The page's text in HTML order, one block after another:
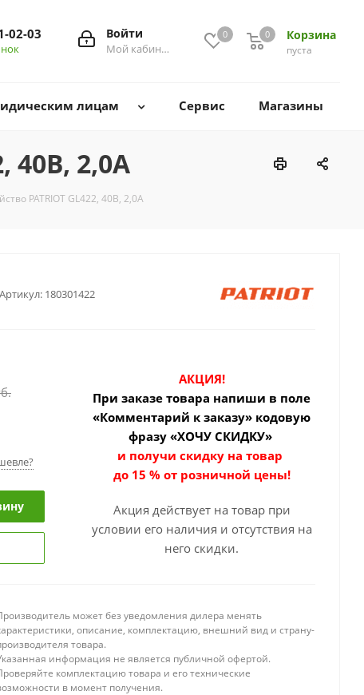
0 Корзина
0
пуста
0
Войти
Мой кабинет
02-03
лицам Сервис Магазины
40В, 2,0А
PATRIOT GL422, 40В, 2,0А
Артикул: 180301422
АКЦИЯ!
При заказе товара напиши в поле
«Комментарий к заказу» кодовую
фразу «ХОЧУ СКИДКУ»
и получи скидку на товар
до 15 % от розничной цены!
Акция действует на товар при
условии его наличия и отсутствия на
него скидки.
может без уведомления дилера менять
описание, комплектацию, внешний вид и страну-
товара.
информация не является публичной офертой.
комплектацию товара и его технические
в момент получения.